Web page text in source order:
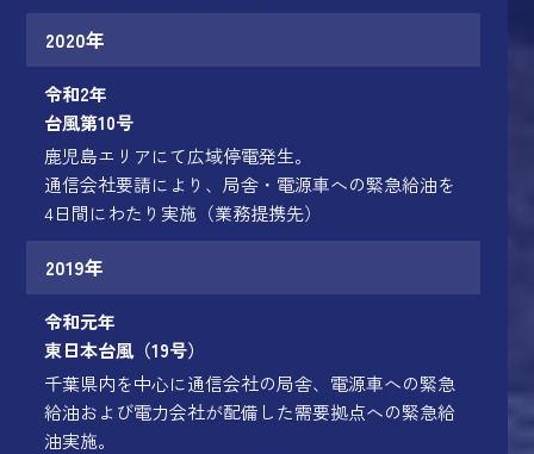
2020年
令和2年
台風第10号
鹿児島エリアにて広域停電発生。
通信会社要請により、局舎・電源車への緊急給油を
4日間にわたり実施（業務提携先）
2019年
令和元年
東日本台風（19号）
千葉県内を中心に通信会社の局舎、電源車への緊急
給油および電力会社が配備した需要拠点への緊急給
油実施。